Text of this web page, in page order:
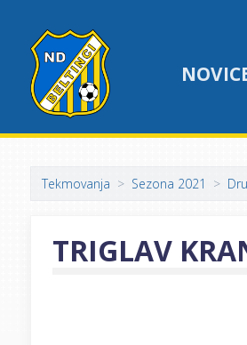
Tekmovanja Sezona 2021
TRIGLAV